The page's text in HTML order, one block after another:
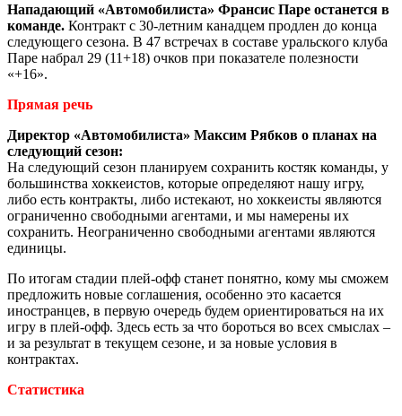
Нападающий «Автомобилиста» Франсис Паре останется в
команде. Контракт с 30-летним канадцем продлен до конца
следующего сезона. В 47 встречах в составе уральского клуба
Паре набрал 29 (11+18) очков при показателе полезности
«+16».
Прямая речь
Директор «Автомобилиста» Максим Рябков о планах на
следующий сезон:
На следующий сезон планируем сохранить костяк команды, у
большинства хоккеистов, которые определяют нашу игру,
либо есть контракты, либо истекают, но хоккеисты являются
ограниченно свободными агентами, и мы намерены их
сохранить. Неограниченно свободными агентами являются
единицы.
По итогам стадии плей-офф станет понятно, кому мы сможем
предложить новые соглашения, особенно это касается
иностранцев, в первую очередь будем ориентироваться на их
игру в плей-офф. Здесь есть за что бороться во всех смыслах –
и за результат в текущем сезоне, и за новые условия в
контрактах.
Статистика